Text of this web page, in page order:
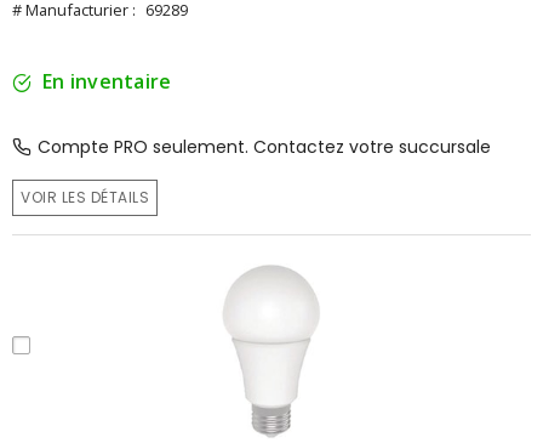
# Manufacturier : 69289
En inventaire
Compte PRO seulement. Contactez votre succursale
VOIR LES DÉTAILS